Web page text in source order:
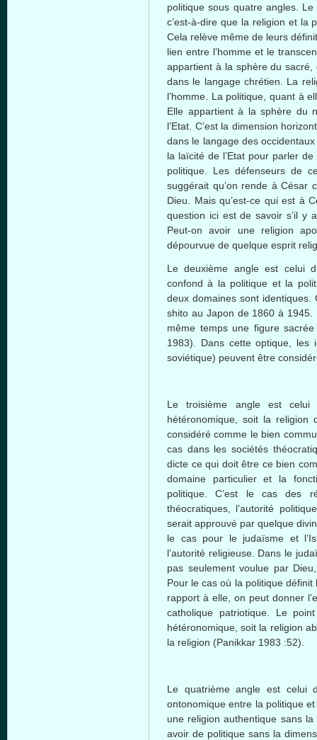
politique sous quatreangles. Le
c’est-à-dire quela religion et la
Cela relève même de leurs
lien entre l’hommeet le
appartient à la sphèredusacré
dans le langage chrétien . La
l’homme . La politique quant à
Elle appartient à la sphère du
l’Etat C’estla dimension
dans le langagedes occidentaux
la laïcitéde l’Etatpour parlerde
politique . Les défenseursde
suggérait qu’on rende à César
Dieu
Mais qu’est-ce qui est à
question ici estde savoir s’ily
Peut-on
avoir unereligion
dépourvue de quelque esprit
Ledeuxième angleest celui
confondà la politique et la
deux domaines sontidentiques.
shito au Japon de 1860à 1945.
même temps une figure
1983). Dans cetteoptique, les
soviétique) peuvent être
Letroisième angleest celui
hétéronomique, soit la religion
considérécomme le bien
cas danslessociétés
dicte cequi doit être ce bien
domaine particulier et la
politique .C’est lecas des
théocratiques, l’autorité politique
serait approuvé parquelque
le caspour le judaïsme et
l’autorité religieuse. Dans le
pas seulement voulue par Dieu
Pour lecas où la politiquedéfinit
rapport à elle , on peut donner
catholique patriotique. Le
hétéronomique, soit la religion
la religion (Panikkar 1983 :52).
Le quatrième angle est celui
ontonomique entre la politique
une religion authentique sans
avoir de politique sans la